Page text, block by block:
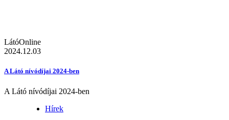
LátóOnline
2024.12.03
A Látó nívódíjai 2024-ben
A Látó nívódíjai 2024-ben
Hírek